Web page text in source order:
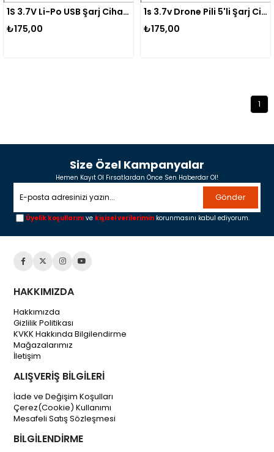
1S 3.7V Li-Po USB Şarj Cihazı | Drone, RC Araba ve Model Uçak Pili Şarj Modülü
₺175,00
1s 3.7v Drone Pili 5'li Şarj Cihazı Li-po
₺175,00
1
Size Özel Kampanyalar
Hemen Kayıt Ol Fırsatlardan Önce Sen Haberdar Ol!
Gönder
Üyelik koşullarını ve kişisel verilerimin korunmasını kabul ediyorum.
HAKKIMIZDA
Hakkımızda
Gizlilik Politikası
KVKK Hakkında Bilgilendirme
Mağazalarımız
İletişim
ALIŞVERİŞ BİLGİLERİ
İade ve Değişim Koşulları
Çerez(Cookie) Kullanımı
Mesafeli Satış Sözleşmesi
BİLGİLENDİRME